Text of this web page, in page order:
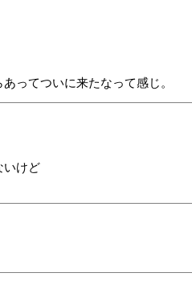
ってついに来たなって感じ。
いけど